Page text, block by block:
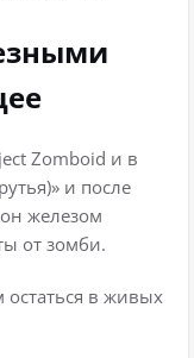
Zomboid и в
и после
железом
от зомби.
остаться в живых